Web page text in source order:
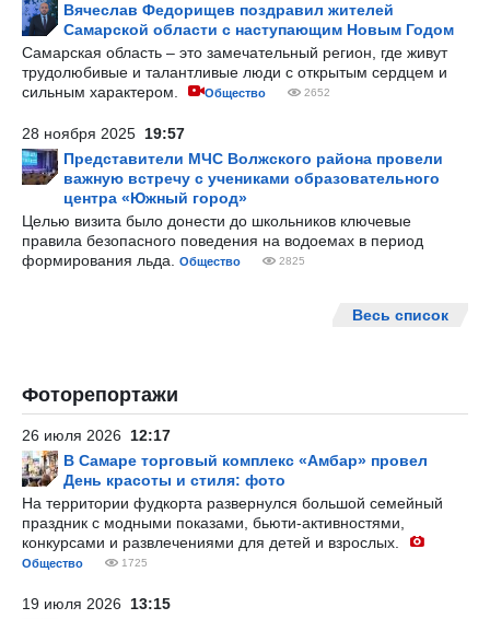
Вячеслав Федорищев поздравил жителей
Самарской области с наступающим Новым Годом
Самарская область – это замечательный регион, где живут
трудолюбивые и талантливые люди с открытым сердцем и
сильным характером.
Общество 2652
28 ноября 2025 19:57
Представители МЧС Волжского района провели
важную встречу с учениками образовательного
центра «Южный город»
Целью визита было донести до школьников ключевые
правила безопасного поведения на водоемах в период
формирования льда.
Общество 2825
Весь список
Фоторепортажи
26 июля 2026 12:17
В Самаре торговый комплекс «Амбар» провел
День красоты и стиля: фото
На территории фудкорта развернулся большой семейный
праздник с модными показами, бьюти-активностями,
конкурсами и развлечениями для детей и взрослых.
Общество 1725
19 июля 2026 13:15